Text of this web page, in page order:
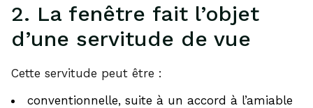
2. La fenêtre fait l’objet
d’une servitude de vue
Cette servitude peut être :
conventionnelle, suite à un accord à l’amiable